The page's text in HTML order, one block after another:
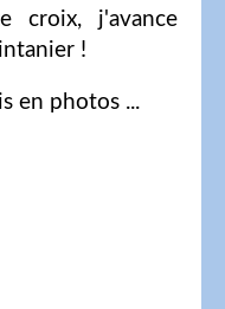
croix, j'avance
!
en photos ...